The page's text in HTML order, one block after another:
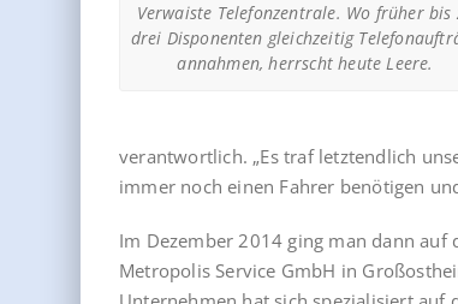
Verwaiste Telefonzentrale. Wo früher bis
drei Disponenten gleichzeitig
annahmen, herrscht heute Leere.
verantwortlich. „Es traf letztendlich
immer noch einen Fahrer benötigen
Im Dezember 2014 ging man dann auf
Metropolis Service GmbH in